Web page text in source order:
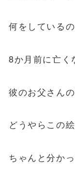
何をしている
8か月前に亡く
彼のお父さん
どうやらこの
ちゃんと分か